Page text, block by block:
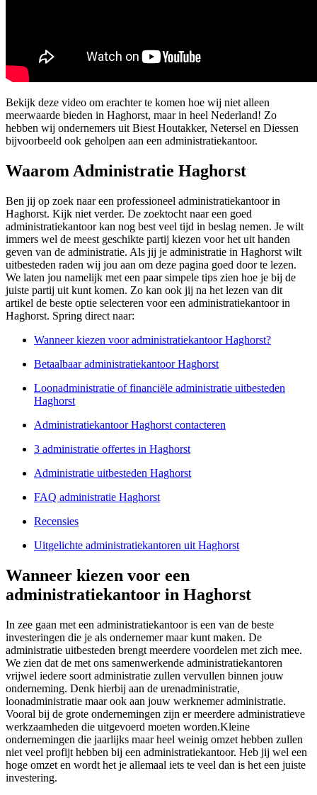
Bekijk deze video om erachter te komen hoe wij niet alleen
meerwaarde bieden in Haghorst, maar in heel Nederland! Zo
hebben wij ondernemers uit Biest Houtakker, Netersel en Diessen
bijvoorbeeld ook geholpen aan een administratiekantoor.
Waarom Administratie Haghorst
Ben jij op zoek naar een professioneel administratiekantoor in
Haghorst. Kijk niet verder. De zoektocht naar een goed
administratiekantoor kan nog best veel tijd in beslag nemen. Je wilt
immers wel de meest geschikte partij kiezen voor het uit handen
geven van de administratie. Als jij je administratie in Haghorst wilt
uitbesteden raden wij jou aan om deze pagina goed door te lezen.
We laten jou namelijk met een paar simpele tips zien hoe je bij de
juiste partij uit kunt komen. Zo kan ook jij na het lezen van dit
artikel de beste optie selecteren voor een administratiekantoor in
Haghorst. Spring direct naar:
Wanneer kiezen voor administratiekantoor Haghorst?
Betaalbaar administratiekantoor Haghorst
Loonadministratie of financiële administratie uitbesteden
Haghorst
Administratiekantoor Haghorst contacteren
3 administratie offertes in Haghorst
Administratie uitbesteden Haghorst
FAQ administratie Haghorst
Recensies
Uitgelichte administratiekantoren uit Haghorst
Wanneer kiezen voor een
administratiekantoor in Haghorst
In zee gaan met een administratiekantoor is een van de beste
investeringen die je als ondernemer maar kunt maken. De
administratie uitbesteden brengt meerdere voordelen met zich mee.
We zien dat de met ons samenwerkende administratiekantoren
vrijwel iedere soort administratie zullen vervullen binnen jouw
onderneming. Denk hierbij aan de urenadministratie,
loonadministratie maar ook aan jouw werknemer administratie.
Vooral bij de grote ondernemingen zijn er meerdere administratieve
werkzaamheden die uitgevoerd moeten worden.Kleine
ondernemingen die jaarlijks maar heel weinig omzet hebben zullen
niet veel profijt hebben bij een administratiekantoor. Heb jij wel een
hoge omzet en wordt het je allemaal iets te veel dan is het een juiste
investering.